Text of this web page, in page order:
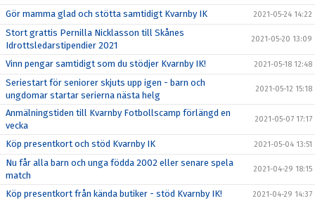
Gör mamma glad och stötta samtidigt Kvarnby IK 2021-05-24 14:22
Stort grattis Pernilla Nicklasson till Skånes
Idrottsledarstipendier 2021
2021-05-20 13:09
Vinn pengar samtidigt som du stödjer Kvarnby IK! 2021-05-18 12:48
Seriestart för seniorer skjuts upp igen - barn och
ungdomar startar serierna nästa helg
2021-05-12 15:18
Anmälningstiden till Kvarnby Fotbollscamp förlängd en
vecka
2021-05-07 17:17
Köp presentkort och stöd Kvarnby IK 2021-05-04 13:51
Nu får alla barn och unga födda 2002 eller senare spela
match
2021-04-29 18:15
Köp presentkort från kända butiker - stöd Kvarnby IK! 2021-04-29 14:37